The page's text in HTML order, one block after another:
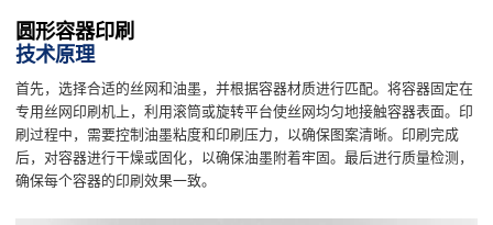
圆形容器印刷
技术原理
首先，选择合适的丝网和油墨，并根据容器材质进行匹配。将容器固定在
专用丝网印刷机上，利用滚筒或旋转平台使丝网均匀地接触容器表面。印
刷过程中，需要控制油墨粘度和印刷压力，以确保图案清晰。印刷完成
后，对容器进行干燥或固化，以确保油墨附着牢固。最后进行质量检测，
确保每个容器的印刷效果一致。